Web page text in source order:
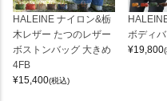
HALEINE ナイロン&栃
木レザー たつのレザー
ボストンバッグ 大きめ
4FB
¥15,400(税込)
ボディ
¥19,800